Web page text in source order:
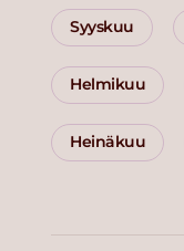
Syyskuu
Helmikuu
Heinäkuu